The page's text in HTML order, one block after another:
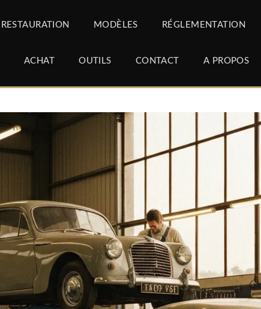
RESTAURATION MODÈLES RÉGLEMENTATION
ACHAT OUTILS CONTACT A PROPOS